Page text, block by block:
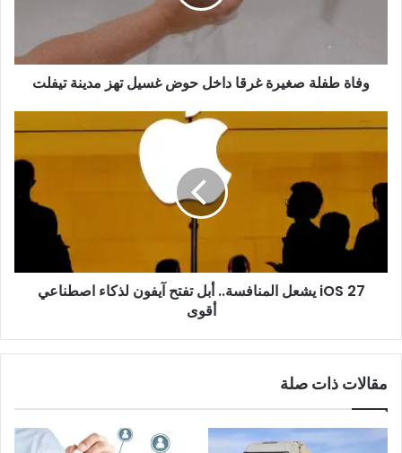
مدينة
تيفلتوفاة طفلة صغيرة غرقا داخل حوض غسيل تهز مدينة تيفلت
يشعل
أبل
تفتح
آيفون
اصطناعي
iOS 27 يشعل المنافسة.. أبل تفتح آيفون لذكاء اصطناعي
أقوى
مقالات ذات صلة